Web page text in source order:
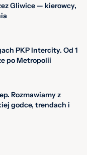
Gliwice — kierowcy,
PKP Intercity. Od 1
po Metropolii
Rozmawiamy z
godce, trendach i